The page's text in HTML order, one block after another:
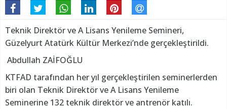
Teknik Direktör ve A Lisans Yenileme Semineri,
Güzelyurt Atatürk Kültür Merkezi’nde gerçekleştirildi.
Abdullah ZAİFOĞLU
KTFAD tarafından her yıl gerçekleştirilen seminerlerden
biri olan Teknik Direktör ve A Lisans Yenileme
Seminerine 132 teknik direktör ve antrenör katılı.